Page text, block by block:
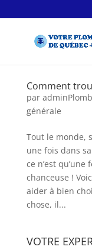
Comment
par
générale
Tout le monde,
une fois dans
ce n’est
chanceuse !
aider à bien
chose, il...
VOTRE